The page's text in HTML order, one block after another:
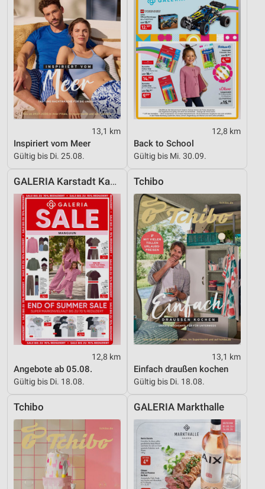
13,1 km
Inspiriert vom Meer
Gültig bis Di. 25.08.
12,8 km
Back to School
Gültig bis Mi. 30.09.
GALERIA Karstadt Kaufhof
12,8 km
Angebote ab 05.08.
Gültig bis Di. 18.08.
Tchibo
13,1 km
Einfach draußen kochen
Gültig bis Di. 18.08.
Tchibo GALERIA Markthalle
Nicht-IAB-Verarbeitungszwecke:
Notwendig
Performance
Funktional
Werbung